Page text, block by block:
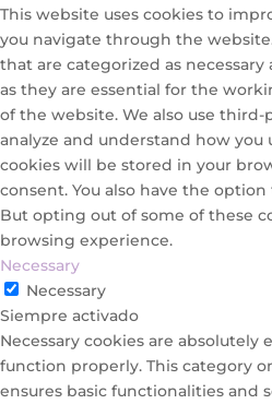
This website uses cookies to
you navigate through the
that are categorized as
as they are essential for the
of the website. We also use
analyze and understand how you
cookies will be stored in your
consent. You also have the
But opting out of some of these
browsing experience.
Necessary
Necessary
Siempre activado
Necessary cookies are
function properly. This category
ensures basic functionalities and